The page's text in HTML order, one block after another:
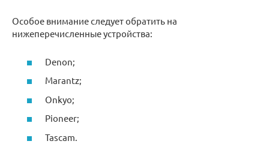
Особое внимание следует обратить на
нижеперечисленные устройства:
Denon;
Marantz;
Onkyo;
Pioneer;
Tascam.